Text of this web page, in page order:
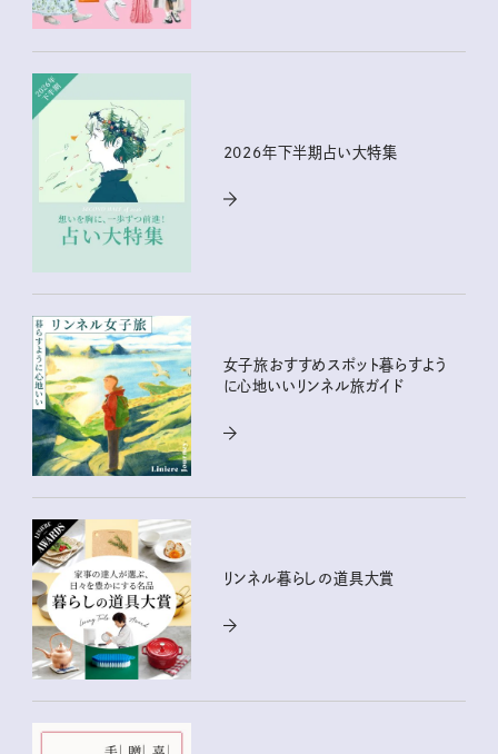
2026年下半期占い大特集
女子旅おすすめスポット暮らすよう
に心地いいリンネル旅ガイド
リンネル暮らしの道具大賞